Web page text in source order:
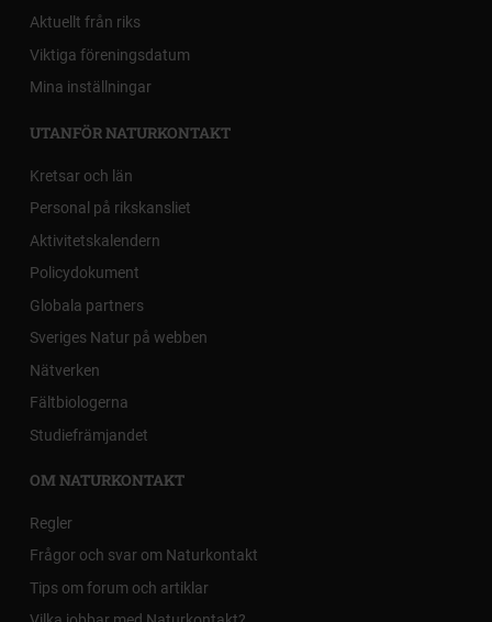
Aktuellt från riks
Viktiga föreningsdatum
Mina inställningar
UTANFÖR NATURKONTAKT
Kretsar och län
Personal på rikskansliet
Aktivitetskalendern
Policydokument
Globala partners
Sveriges Natur på webben
Nätverken
Fältbiologerna
Studiefrämjandet
OM NATURKONTAKT
Regler
Frågor och svar om Naturkontakt
Tips om forum och artiklar